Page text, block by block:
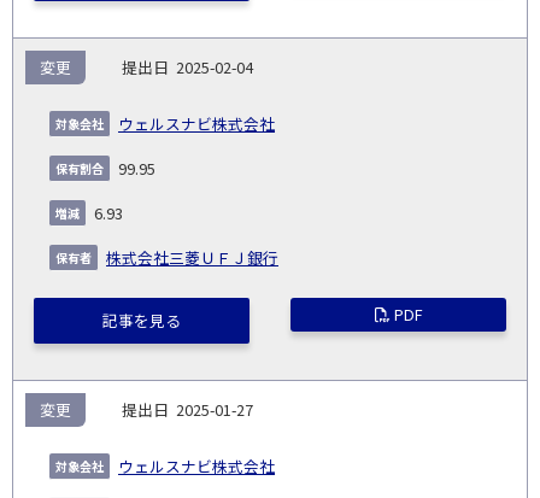
2025-02-04
ウェルスナビ株式会社
変更
99.95
6.93
株式会社三菱ＵＦＪ銀行
記事を見る PDF
2025-01-27
ウェルスナビ株式会社
変更